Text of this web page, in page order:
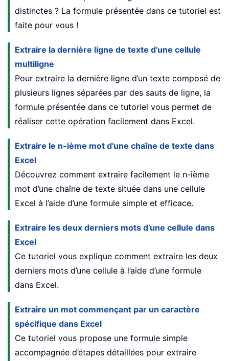
distinctes ? La formule présentée dans ce tutoriel est
faite pour vous !
Extraire la dernière ligne de texte d’une cellule
multiligne
Pour extraire la dernière ligne d’un texte composé de
plusieurs lignes séparées par des sauts de ligne, la
formule présentée dans ce tutoriel vous permet de
réaliser cette opération facilement dans Excel.
Extraire le n-ième mot d’une chaîne de texte dans
Excel
Découvrez comment extraire facilement le n-ième
mot d’une chaîne de texte située dans une cellule
Excel à l’aide d’une formule simple et efficace.
Extraire les deux derniers mots d’une cellule dans
Excel
Ce tutoriel vous explique comment extraire les deux
derniers mots d’une cellule à l’aide d’une formule
dans Excel.
Extraire un mot commençant par un caractère
spécifique dans Excel
Ce tutoriel vous propose une formule simple
accompagnée d’étapes détaillées pour extraire